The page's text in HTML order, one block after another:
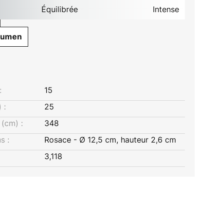
Équilibrée Intense
15
:
25
:
348
:
Rosace - Ø 12,5 cm, hauteur 2,6 cm
3,118